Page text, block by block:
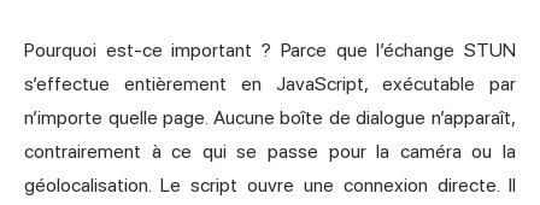
Pourquoi est-ce important ? Parce que l’échange STUN
s’effectue entièrement en JavaScript, exécutable par
n’importe quelle page. Aucune boîte de dialogue n’apparaît,
contrairement à ce qui se passe pour la caméra ou la
géolocalisation. Le script ouvre une connexion directe. Il